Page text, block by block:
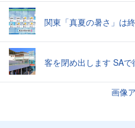
関東「真夏の暑さ」は
客を閉め出します SAで
画像